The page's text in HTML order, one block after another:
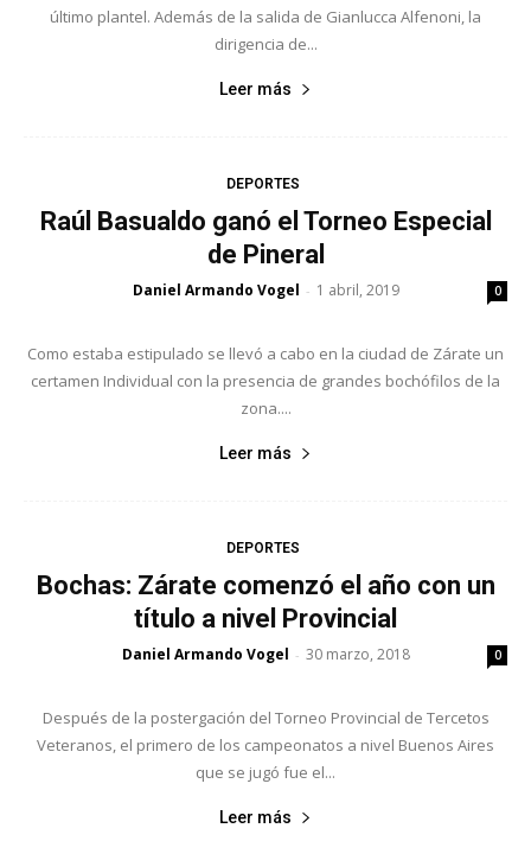
último plantel. Además de la salida de Gianlucca Alfenoni, la
dirigencia de...
Leer más
DEPORTES
Raúl Basualdo ganó el Torneo Especial
de Pineral
Daniel Armando Vogel - 1 abril, 2019 0
Como estaba estipulado se llevó a cabo en la ciudad de Zárate un
certamen Individual con la presencia de grandes bochófilos de la
zona....
Leer más
DEPORTES
Bochas: Zárate comenzó el año con un
título a nivel Provincial
Daniel Armando Vogel - 30 marzo, 2018 0
Después de la postergación del Torneo Provincial de Tercetos
Veteranos, el primero de los campeonatos a nivel Buenos Aires
que se jugó fue el...
Leer más